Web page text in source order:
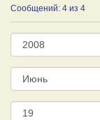
Сообщений: 4 из 4
Год
Месяц
День